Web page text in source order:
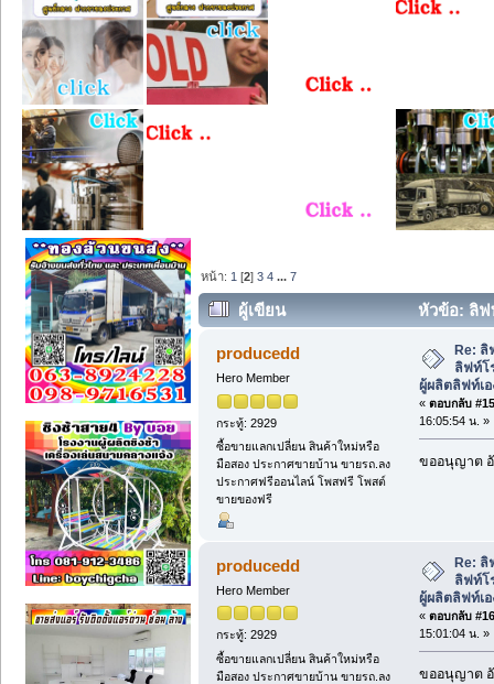
หน้า: 1 [2]3 4 ...7
ผู้เขียน
หัวข้อ: ลิฟ
บริษัทผู้ผลิตลิฟท์เอง จึงมีราคาถูก. (อ่าน
producedd
Hero Member
กระทู้: 2929
ซื้อขายแลกเปลี่ยน สินค้าใหม่หรือ
มือสอง ประกาศขายบ้าน ขายรถ.ลง
ประกาศฟรีออนไลน์ โพสฟรี โพสต์
ขายของฟรี
Re:
ลิฟท์โ
ผู้ผลิตลิฟท์เ
« ตอบกลับ
16:05:54 น. »
ขออนุญาต
producedd
Hero Member
กระทู้: 2929
ซื้อขายแลกเปลี่ยน สินค้าใหม่หรือ
มือสอง ประกาศขายบ้าน ขายรถ.ลง
Re:
ลิฟท์โ
ผู้ผลิตลิฟท์เ
« ตอบกลับ
15:01:04 น. »
ขออนุญาต